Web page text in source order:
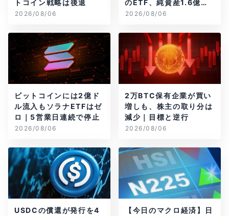
トコイン戦略は後退
2026/08/06
のETF、純資産1.6億ド
ル減
2026/08/06
ビットコインには2億ド
ル流入もソラナETFはゼ
ロ｜5営業日連続で停止
2026/08/06
2万BTC保有企業が買い
増しも、株主の取り分は
減少｜目標と逆行
2026/08/06
USDCの償還が発行を4
【今日のマクロ経済】日